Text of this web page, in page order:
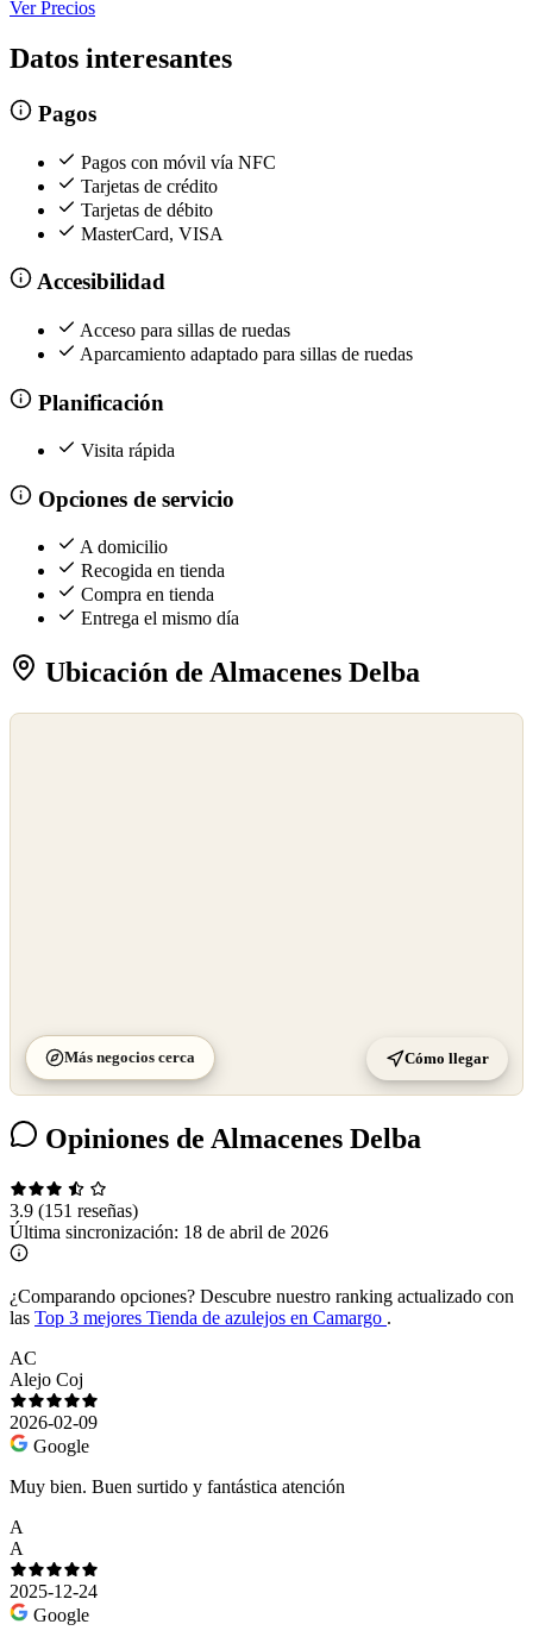
Ver Precios
Datos interesantes
Pagos
Pagos con móvil vía NFC
Tarjetas de crédito
Tarjetas de débito
MasterCard, VISA
Accesibilidad
Acceso para sillas de ruedas
Aparcamiento adaptado para sillas de ruedas
Planificación
Visita rápida
Opciones de servicio
A domicilio
Recogida en tienda
Compra en tienda
Entrega el mismo día
Ubicación de Almacenes Delba
Más negocios cerca Cómo llegar
Opiniones de Almacenes Delba
3.9 (151 reseñas)
Última sincronización: 18 de abril de 2026
¿Comparando opciones? Descubre nuestro ranking actualizado con
las Top 3 mejores Tienda de azulejos en Camargo .
AC
Alejo Coj
2026-02-09
Google
Muy bien. Buen surtido y fantástica atención
A
A
2025-12-24
Google